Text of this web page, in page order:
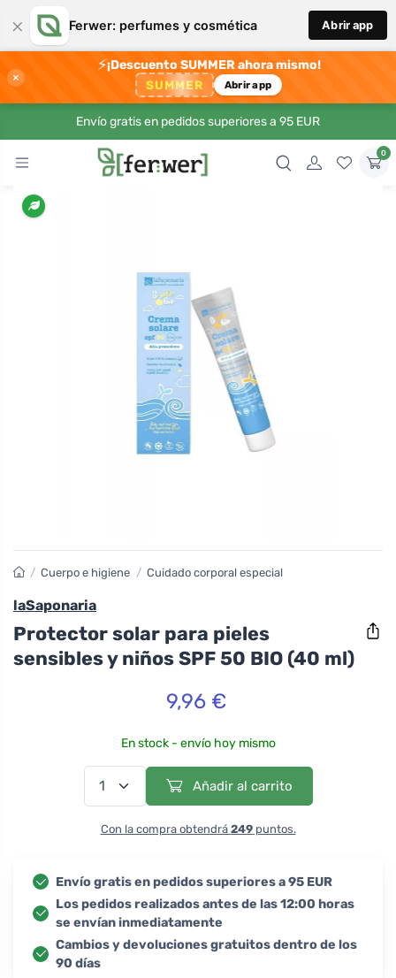
× Ferwer: perfumes y cosmética Abrir app
×
⚡¡Descuento SUMMER ahora mismo!
SUMMER Abrir app
Envío gratis en pedidos superiores a 95 EUR
0
/ Cuerpo e higiene / Cuidado corporal especial
laSaponaria
Protector solar para pieles
sensibles y niños SPF 50 BIO (40 ml)
9,96 €
En stock - envío hoy mismo
Añadir al carrito
Con la compra obtendrá 249puntos.
Envío gratis en pedidos superiores a 95 EUR
Los pedidos realizados antes de las 12:00 horas
se envían inmediatamente
Cambios y devoluciones gratuitos dentro de los
90 días